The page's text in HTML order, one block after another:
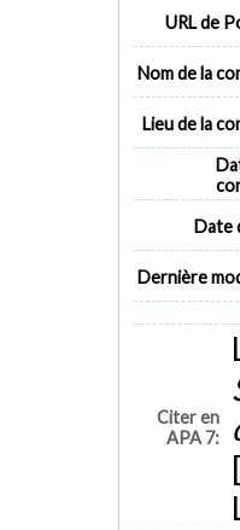
URL de
Nom de la
Lieu de la
Date
Dernière
Citer en
APA 7: